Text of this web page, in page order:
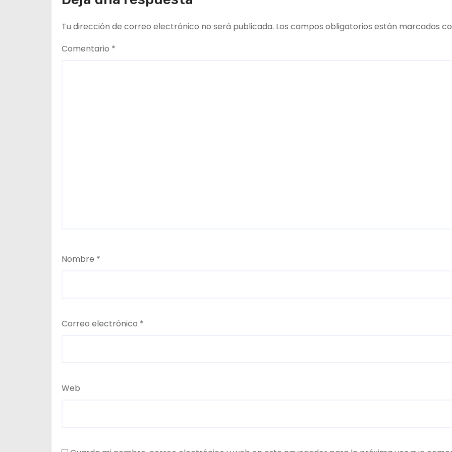
e
e
n
Tu dirección de correo electrónico no será publicada. Los campos obligatorios están marcados
Comentario *
Nombre *
Correo electrónico *
Web